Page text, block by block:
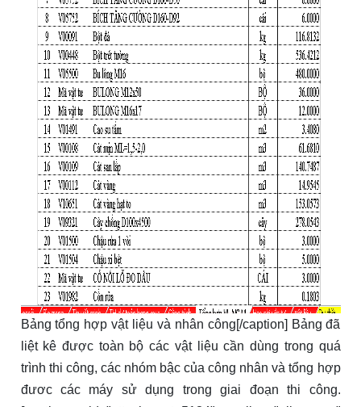
Bảng tổng hợp vật liệu và nhân công[/caption] Bảng đã
liệt kê được toàn bộ các vật liệu cần dùng trong quá
trình thi công, các nhóm bậc của công nhân và tổng hợp
đươc các máy sử dụng trong giai đoạn thi công.